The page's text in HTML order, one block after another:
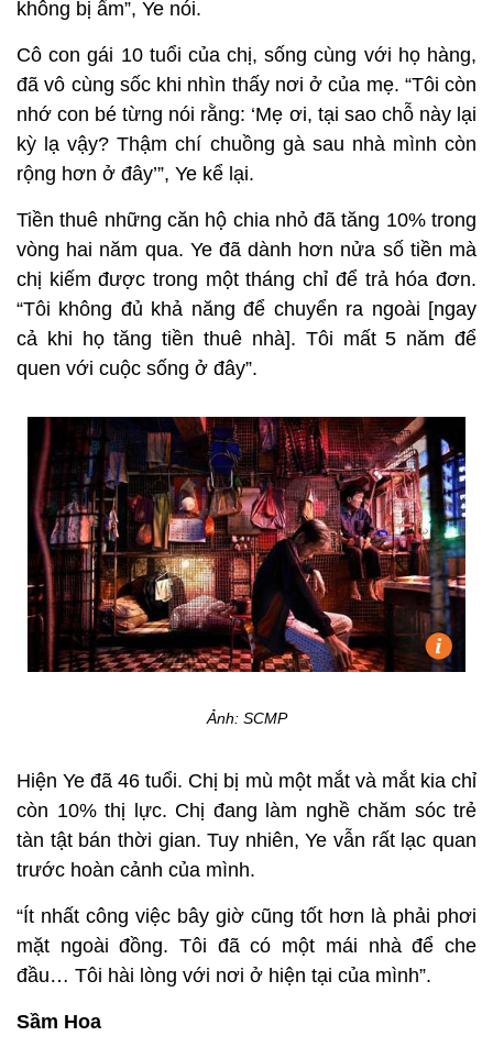
không bị ẩm”, Ye nói.
Cô con gái 10 tuổi của chị, sống cùng với họ hàng,
đã vô cùng sốc khi nhìn thấy nơi ở của mẹ. “Tôi còn
nhớ con bé từng nói rằng: ‘Mẹ ơi, tại sao chỗ này lại
kỳ lạ vậy? Thậm chí chuồng gà sau nhà mình còn
rộng hơn ở đây’”, Ye kể lại.
Tiền thuê những căn hộ chia nhỏ đã tăng 10% trong
vòng hai năm qua. Ye đã dành hơn nửa số tiền mà
chị kiếm được trong một tháng chỉ để trả hóa đơn.
“Tôi không đủ khả năng để chuyển ra ngoài [ngay
cả khi họ tăng tiền thuê nhà]. Tôi mất 5 năm để
quen với cuộc sống ở đây”.
Ảnh: SCMP
Hiện Ye đã 46 tuổi. Chị bị mù một mắt và mắt kia chỉ
còn 10% thị lực. Chị đang làm nghề chăm sóc trẻ
tàn tật bán thời gian. Tuy nhiên, Ye vẫn rất lạc quan
trước hoàn cảnh của mình.
“Ít nhất công việc bây giờ cũng tốt hơn là phải phơi
mặt ngoài đồng. Tôi đã có một mái nhà để che
đầu… Tôi hài lòng với nơi ở hiện tại của mình”.
Sầm Hoa